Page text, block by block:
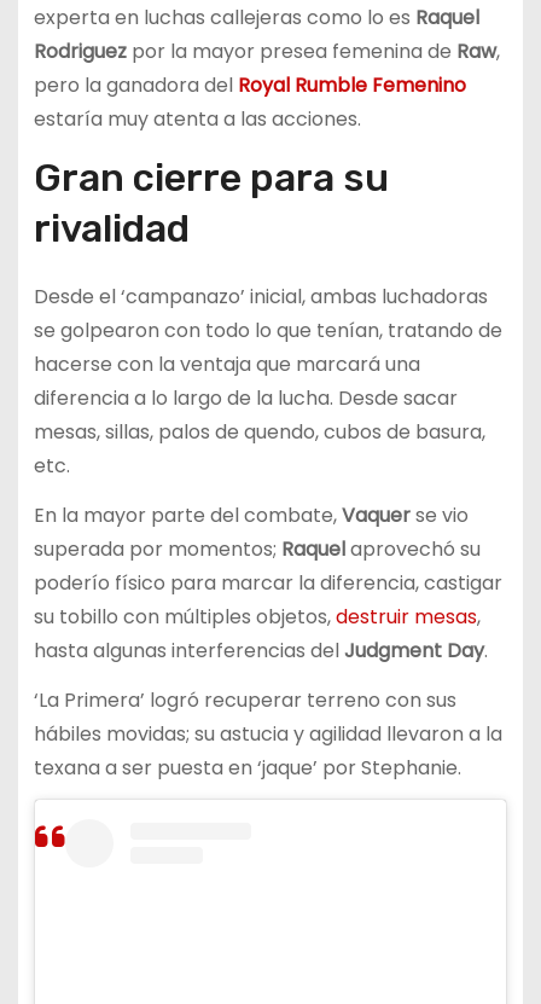
experta en luchas callejeras como lo es Raquel
Rodriguez por la mayor presea femenina de Raw,
pero la ganadora del Royal Rumble Femenino
estaría muy atenta a las acciones.
Gran cierre para su
rivalidad
Desde el ‘campanazo’ inicial, ambas luchadoras
se golpearon con todo lo que tenían, tratando de
hacerse con la ventaja que marcará una
diferencia a lo largo de la lucha. Desde sacar
mesas, sillas, palos de quendo, cubos de basura,
etc.
En la mayor parte del combate,Vaquerse vio
superada por momentos; Raquelaprovechó su
poderío físico para marcar la diferencia, castigar
su tobillo con múltiples objetos,destruir mesas,
hasta algunas interferencias delJudgment Day.
‘La Primera’ logró recuperar terreno con sus
hábiles movidas; su astucia y agilidad llevaron a la
texana a ser puesta en ‘jaque’ por Stephanie.